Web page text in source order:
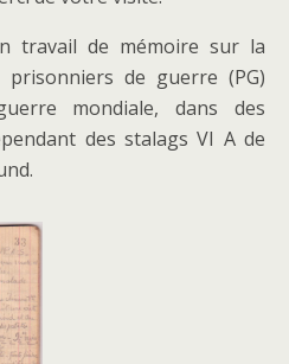
travail de mémoire sur la
de guerre (PG)
mondiale, dans des
des stalags VI A de